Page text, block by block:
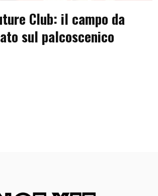
Club: il campo da
sul palcoscenico